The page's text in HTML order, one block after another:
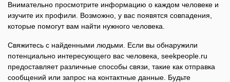
Внимательно просмотрите информацию о каждом человеке и
изучите их профили. Возможно, у вас появятся совпадения,
которые помогут вам найти нужного человека.
Свяжитесь с найденными людьми. Если вы обнаружили
потенциально интересующего вас человека, seekpeople.ru
предоставляет различные способы связи, такие как отправка
сообщений или запрос на контактные данные. Будьте